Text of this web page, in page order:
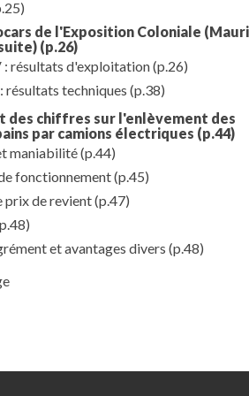
de l'Exposition Coloniale
(p.26)
: résultats d'exploitation(p.26)
résultats techniques (p.38)
des chiffres sur l'enlèvement des
par camions électriques (p.44)
maniabilité(p.44)
fonctionnement(p.45)
prix de revient(p.47)
et avantages divers (p.48)